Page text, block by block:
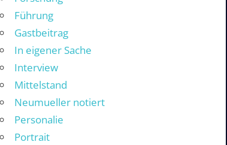
Führung
Gastbeitrag
In eigener Sache
Interview
Mittelstand
Neumueller notiert
Personalie
Portrait